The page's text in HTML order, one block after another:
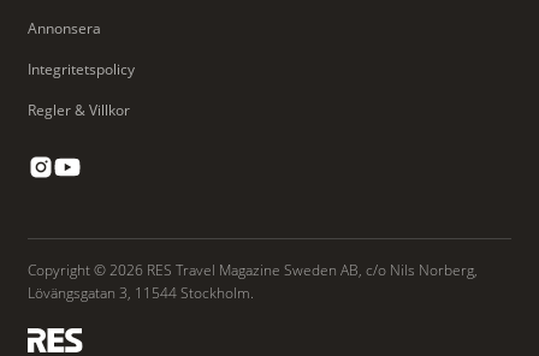
Annonsera
Integritetspolicy
Regler & Villkor
Copyright © 2026 RES Travel Magazine Sweden AB, c/o Nils Norberg,
Lövängsgatan 3, 11544 Stockholm.